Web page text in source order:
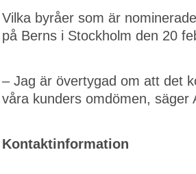
Vilka byråer som är
på Berns i Stockholm den 20
– Jag är övertygad om att det
våra kunders omdömen, säger
Kontaktinformation